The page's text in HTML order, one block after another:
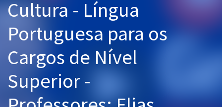
Pós
Graduação
OAB
Questões grátis
Cultura - Língua
Portuguesa para os
Cargos de Nível
Superior -